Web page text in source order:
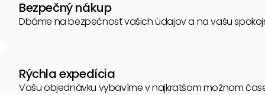
Bezpečný nákup
Dbáme na bezpečnosť vašich údajov a na vašu
Rýchla expedícia
Vašu objednávku vybavíme v najkratšom možnom